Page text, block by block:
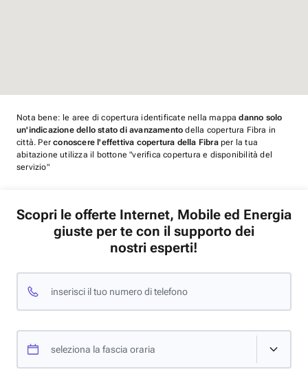
Nota bene: le aree di copertura identificate nella mappadanno solo
un'indicazione dello stato di avanzamento della copertura Fibra in
città. Perconoscere l'effettiva copertura della Fibraper la tua
abitazione utilizza il bottone "verifica copertura e disponibilità del
servizio"
Scopri le offerte Internet, Mobile ed Energia
giuste per te con il supporto dei
nostri esperti!
inserisci il tuo numero di telefono
seleziona la fascia oraria